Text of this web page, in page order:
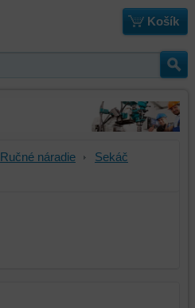
Košík
Ručné náradie
Sekáč